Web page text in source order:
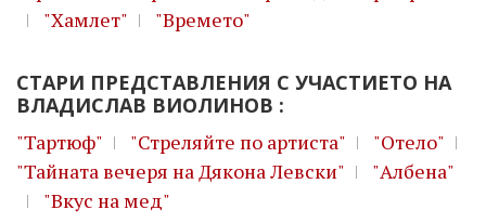
"Хамлет"
"Времето"
СТАРИ ПРЕДСТАВЛЕНИЯ С УЧАСТИЕТО НА
ВЛАДИСЛАВ ВИОЛИНОВ :
"Тартюф"
"Стреляйте по артиста"
"Отело"
"Тайната вечеря на Дякона Левски"
"Албена"
"Вкус на мед"